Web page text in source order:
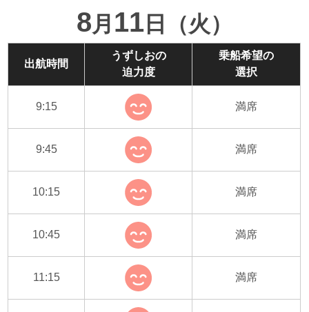
8月 11 日（火）
出航時間
うずしおの
迫力度
乗船希望の
選択
9:15 満席
9:45 満席
10:15 満席
10:45 満席
11:15 満席